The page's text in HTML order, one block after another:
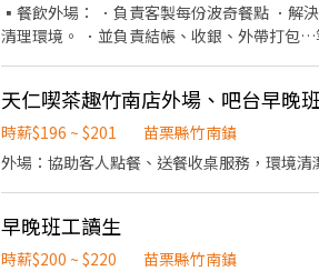
▪️餐飲外場： ．負責客製每份波奇餐點 ．解
清理環境。 ．並負責結帳、收銀、外帶打包…等工作。 ．外場用餐環境清
天仁喫茶趣竹南店外場、吧台早晚
時薪$196 ~ $201
苗栗縣竹南鎮
早晚班工讀生
時薪$200 ~ $220
苗栗縣竹南鎮